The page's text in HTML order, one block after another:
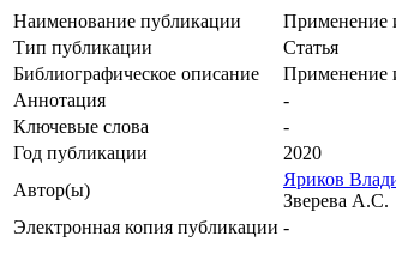
Наименование публикации
Применение
Тип публикации
Статья
Библиографическое описание
Применение
Аннотация
-
Ключевые cлова
-
Год публикации
2020
Автор(ы)
Яриков
Зверева А.С.
Электронная копия публикации -